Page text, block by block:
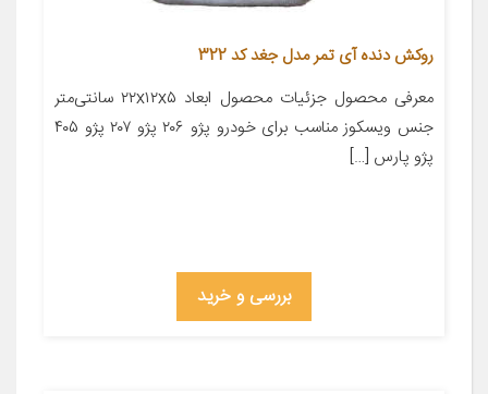
روکش دنده آی تمر مدل جغد کد 322
معرفی محصول جزئیات محصول ابعاد ۲۲x۱۲x۵ سانتی‌متر
جنس ویسکوز مناسب برای خودرو پژو ۲۰۶ پژو ۲۰۷ پژو ۴۰۵
پژو پارس […]
بررسی و خرید